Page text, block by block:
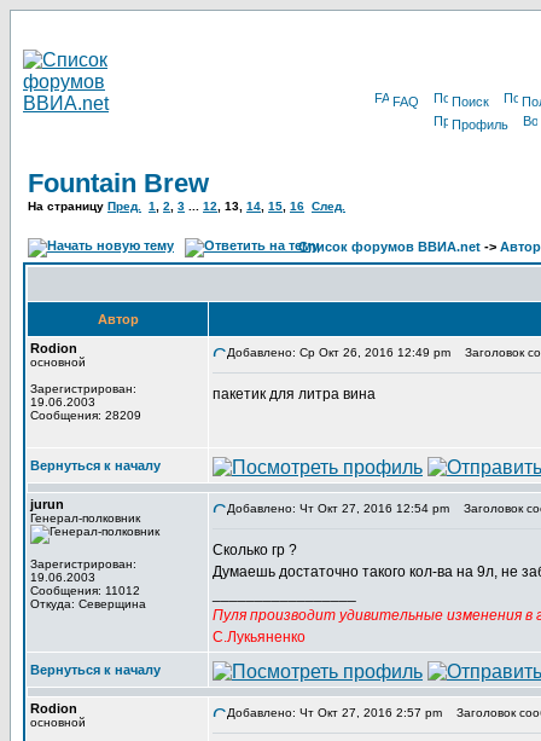
FAQ Поиск
Профиль
Fountain Brew
На страницу Пред. 1 2 3 12 13 14 15 16 След.
Список форумов ВВИА.net ->
Автор
Rodion
основной
Зарегистрирован:
19.06.2003
Сообщения: 28209
Добавлено: Ср Окт 26, 2016 12:49 pm Заголовок
пакетик для литра вина
Вернуться к началу
jurun
Генерал-полковник
Зарегистрирован:
19.06.2003
Сообщения: 11012
Откуда: Северщина
Добавлено: Чт Окт 27, 2016 12:54 pm Заголовок
Сколько гр ?
Думаешь достаточно такого кол-ва на 9л, не
Пуля производит удивительные изменения в
С.Лукьяненко
Вернуться к началу
Rodion
основной
Добавлено: Чт Окт 27, 2016 2:57 pm Заголовок